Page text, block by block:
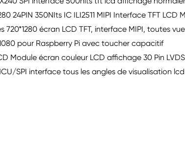
24PIN 350NIts IC ILI2511 MIPI Interface TFT
720*1280 écran LCD TFT, interface MIPI, toutes
pour Raspberry Pi avec toucher capacitif
Module écran couleur LCD affichage 30 Pin
SPI interface tous les angles de visualisation